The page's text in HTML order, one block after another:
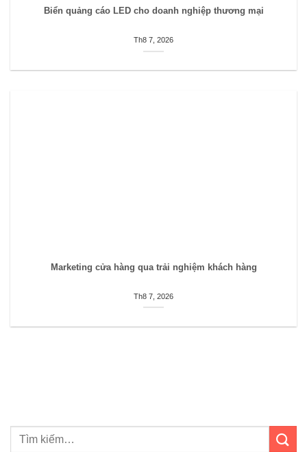
Biển quảng cáo LED cho doanh nghiệp thương mại
Th8 7, 2026
Marketing cửa hàng qua trải nghiệm khách hàng
Th8 7, 2026